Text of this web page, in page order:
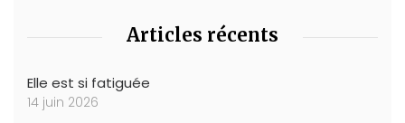
Articles récents
Elle est si fatiguée
14 juin 2026